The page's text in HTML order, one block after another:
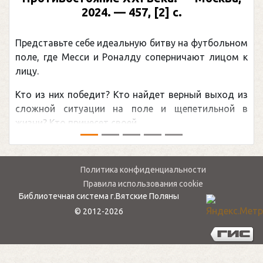
Москва, 2024 (макет 2025). — 133, [2] с.
Погоня Александра Овечкина за снайперским
обсуждаемая хоккейная тема последних лет в
мире.Перед сезоном Национальной хоккейной лиги
— ...
Политика конфиденциальности
Правила использования cookie
© 2012-2026